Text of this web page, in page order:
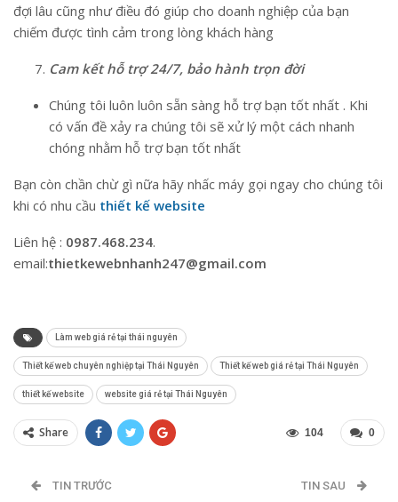
đợi lâu cũng như điều đó giúp cho doanh nghiệp của bạn
chiếm được tình cảm trong lòng khách hàng
Cam kết hỗ trợ 24/7, bảo hành trọn đời
Chúng tôi luôn luôn sẵn sàng hỗ trợ bạn tốt nhất . Khi
có vấn đề xảy ra chúng tôi sẽ xử lý một cách nhanh
chóng nhằm hỗ trợ bạn tốt nhất
Bạn còn chần chừ gì nữa hãy nhấc máy gọi ngay cho chúng tôi
khi có nhu cầu thiết kế website
Liên hệ : 0987.468.234.
email:thietkewebnhanh247@gmail.com
Làm web giá rẻ tại thái nguyên
Thiết kế web chuyên nghiệp tại Thái Nguyên Thiết kế web giá rẻ tại Thái Nguyên
thiết kế website website giá rẻ tại Thái Nguyên
Share 0
104
TIN TRƯỚC TIN SAU